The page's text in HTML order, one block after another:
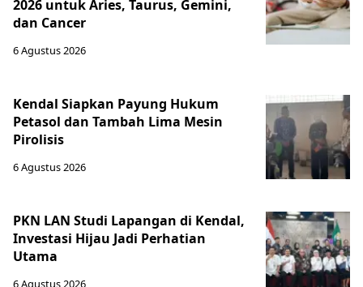
2026 untuk Aries, Taurus, Gemini,
dan Cancer
6 Agustus 2026
Kendal Siapkan Payung Hukum
Petasol dan Tambah Lima Mesin
Pirolisis
6 Agustus 2026
PKN LAN Studi Lapangan di Kendal,
Investasi Hijau Jadi Perhatian
Utama
6 Agustus 2026